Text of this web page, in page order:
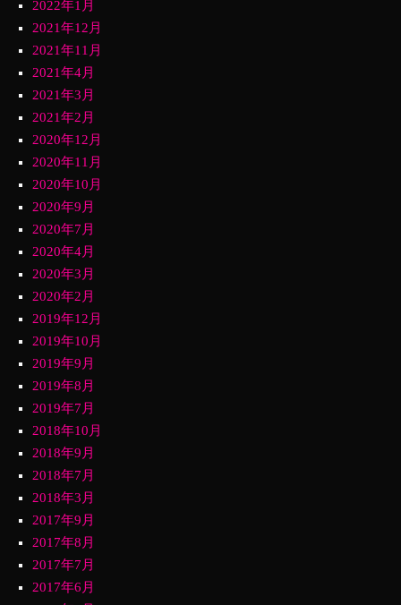
2022年1月
2021年12月
2021年11月
2021年4月
2021年3月
2021年2月
2020年12月
2020年11月
2020年10月
2020年9月
2020年7月
2020年4月
2020年3月
2020年2月
2019年12月
2019年10月
2019年9月
2019年8月
2019年7月
2018年10月
2018年9月
2018年7月
2018年3月
2017年9月
2017年8月
2017年7月
2017年6月